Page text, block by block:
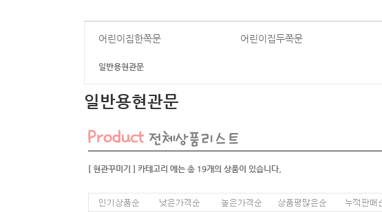
어린이집한쪽문 어린이집두쪽문
일반용현관문
일반용현관문
[ 현관꾸미기 ] 카테고리 에는 총 19개의 상품이 있습니다.